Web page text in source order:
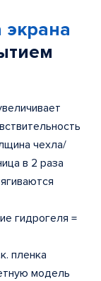
чехла/
в 2 раза
гидрогеля =
пленка
модель